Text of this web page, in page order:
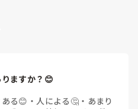
りますか？😊
る😊 ・ 人による🤔 ・ あまり